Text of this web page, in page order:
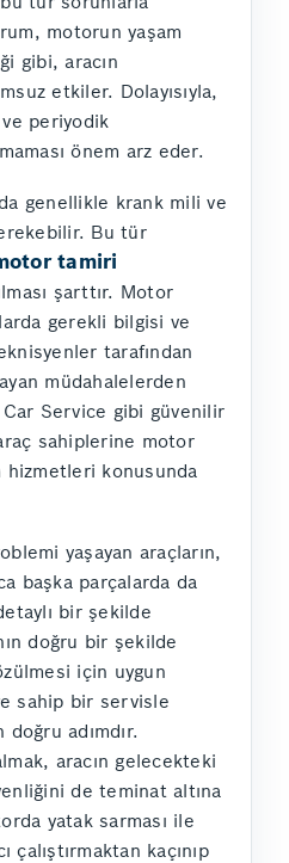
motorun yaşam
gibi, aracın
etkiler. Dolayısıyla,
ve periyodik
önem arz eder.
genellikle krank mili ve
Bu tür
tamiri
şarttır. Motor
gerekli bilgisi ve
tarafından
müdahalelerden
Car Service gibi güvenilir
sahiplerine motor
hizmetleri konusunda
yaşayan araçların,
başka parçalarda da
bir şekilde
doğru bir şekilde
için uygun
sahip bir servisle
doğru adımdır.
aracın gelecekteki
de teminat altına
yatak sarması ile
çalıştırmaktan kaçınıp